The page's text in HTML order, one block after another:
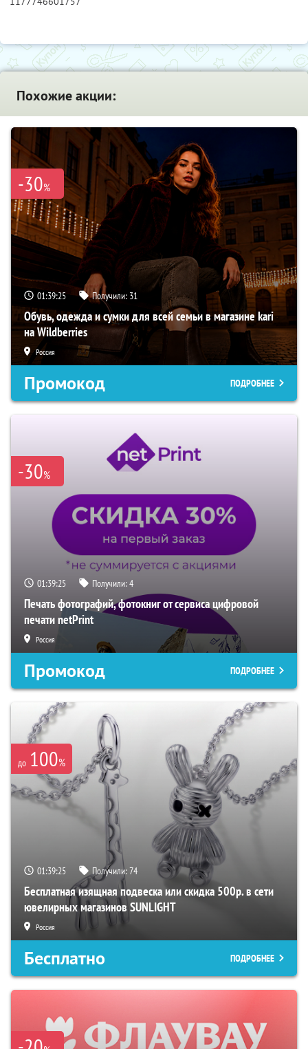
Похожие акции:
-30%
01:39:24 Получили: 31
Обувь, одежда и сумки для всей семьи в магазине kari
на Wildberries
Россия
Промокод ПОДРОБНЕЕ
-30%
01:39:24 Получили:4
Печать фотографий, фотокниг от сервиса цифровой
печати netPrint
Россия
Промокод ПОДРОБНЕЕ
до 100%
01:39:24 Получили:74
Бесплатная изящная подвеска или скидка 500р. в сети
ювелирных магазинов SUNLIGHT
Россия
Бесплатно ПОДРОБНЕЕ